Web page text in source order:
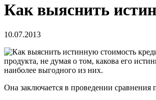
Как выяснить
10.07.2013
продукта, не думая о том, какова его
наиболее выгодного из них.
Она заключается в проведении сравнения